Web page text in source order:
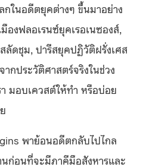
กในอดีตยุคต่างๆ ขึ้นมาอย่าง
องฟลอเรนซ์ยุคเรอเนซองส์,
ลัดชุม, ปารีสยุคปฏิวัติฝรั่งเศส
ประวัติศาสตร์จริงในช่วง
มอบเควสต์ให้ทำ หรือบ่อย
พาย้อนอดีตกลับไปไกล
นก่อนที่จะมีภาคีมือสังหารและ